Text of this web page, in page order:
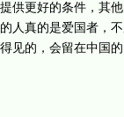
供更好的条件，其
人真的是爱国者，
见的，会留在中国